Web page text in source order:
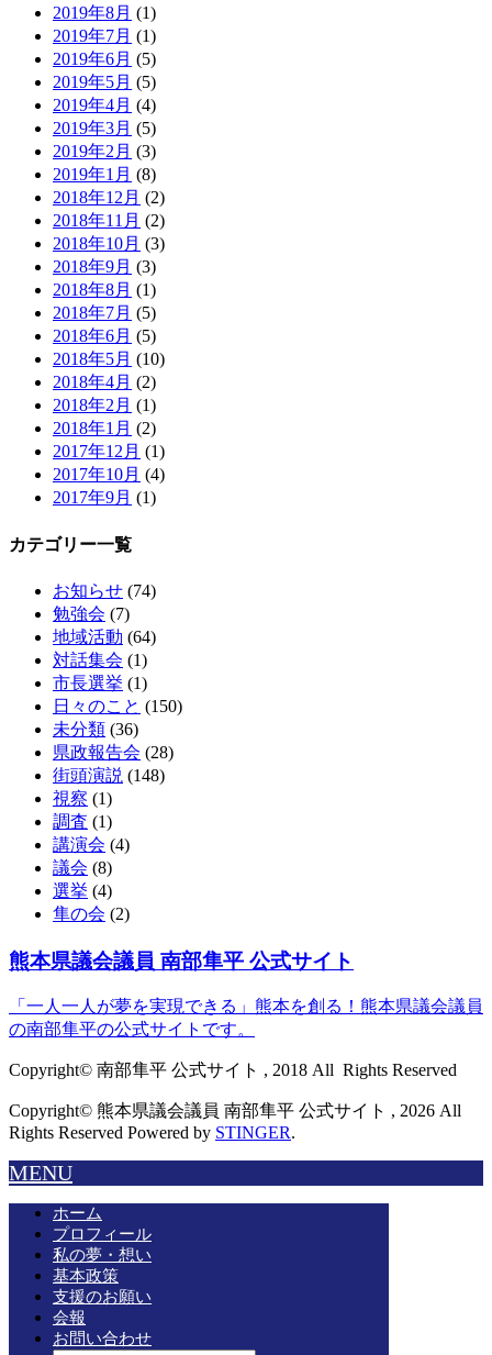
2019年8月 (1)
2019年7月 (1)
2019年6月 (5)
2019年5月 (5)
2019年4月 (4)
2019年3月 (5)
2019年2月 (3)
2019年1月 (8)
2018年12月 (2)
2018年11月 (2)
2018年10月 (3)
2018年9月 (3)
2018年8月 (1)
2018年7月 (5)
2018年6月 (5)
2018年5月 (10)
2018年4月 (2)
2018年2月 (1)
2018年1月 (2)
2017年12月 (1)
2017年10月 (4)
2017年9月 (1)
カテゴリー一覧
お知らせ (74)
勉強会 (7)
地域活動 (64)
対話集会 (1)
市長選挙 (1)
日々のこと (150)
未分類 (36)
県政報告会 (28)
街頭演説 (148)
視察 (1)
調査 (1)
講演会 (4)
議会 (8)
選挙 (4)
隼の会 (2)
熊本県議会議員 南部隼平 公式サイト
「一人一人が夢を実現できる」熊本を創る！熊本県議会議員
の南部隼平の公式サイトです。
Copyright© 南部隼平 公式サイト , 2018 All Rights Reserved
Copyright© 熊本県議会議員 南部隼平 公式サイト , 2026 All
Rights Reserved Powered by STINGER.
MENU
ホーム
プロフィール
私の夢・想い
基本政策
支援のお願い
会報
お問い合わせ